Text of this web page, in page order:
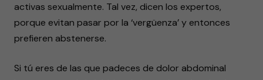
activas sexualmente. Tal vez, dicen los expertos,
porque evitan pasar por la ‘vergüenza’ y entonces
prefieren abstenerse.
Si tú eres de las que padeces de dolor abdominal